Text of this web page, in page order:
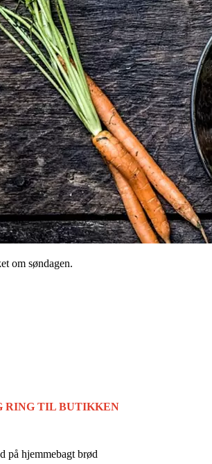
om søndagen.
RING TIL BUTIKKEN
på hjemmebagt brød